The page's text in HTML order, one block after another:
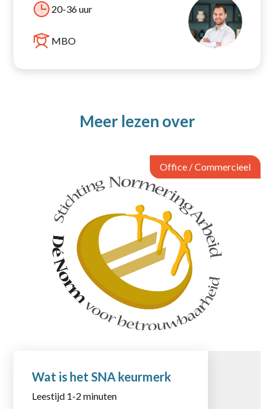
20-36 uur
MBO
Meer lezen over
Office / Commercieel
Wat is het SNA keurmerk
Leestijd 1-2 minuten